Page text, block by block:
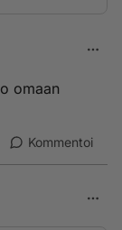
omaan
Kommentoi